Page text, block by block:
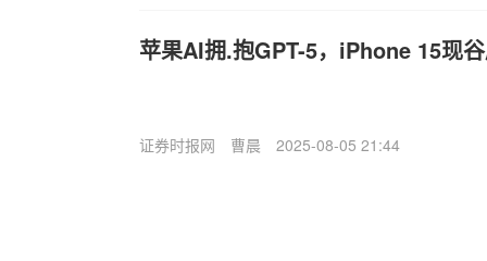
苹果AI拥.抱GPT-5，iPhone 15现
证券时报网 曹晨 2025-08-05 21:44